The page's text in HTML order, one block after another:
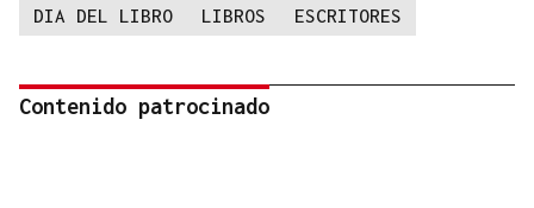
DIA DEL LIBRO LIBROS ESCRITORES
Contenido patrocinado